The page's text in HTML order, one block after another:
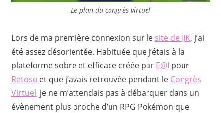
Le plan du congrès virtuel
Lors de ma première connexion sur le site de IJK, j’ai
été assez désorientée. Habituée que j’étais à la
plateforme sobre et efficace créée par E@I pour
Retoso et que j’avais retrouvée pendant le Congrès
Virtuel, je ne m’attendais pas à débarquer dans un
évènement plus proche d’un RPG Pokémon que